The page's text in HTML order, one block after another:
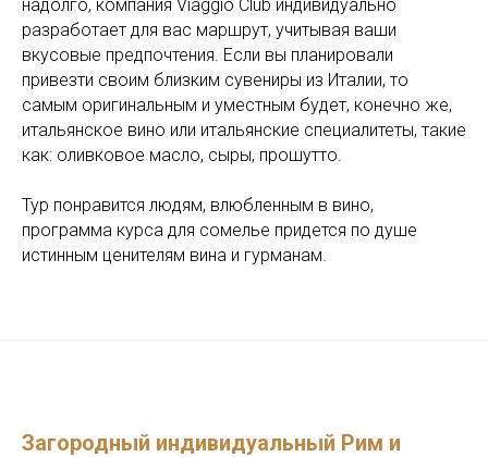
надолго, компания Viaggio Club индивидуально
разработает для вас маршрут, учитывая ваши
вкусовые предпочтения. Если вы планировали
привезти своим близким сувениры из Италии, то
самым оригинальным и уместным будет, конечно же,
итальянское вино или итальянские специалитеты, такие
как: оливковое масло, сыры, прошутто.
Тур понравится людям, влюбленным в вино,
программа курса для сомелье придется по душе
истинным ценителям вина и гурманам.
Загородный индивидуальный Рим и